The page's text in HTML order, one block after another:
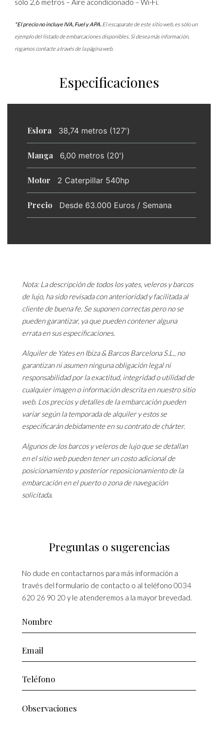
sólo 2,6 metros – Aire acondicionado – Wi-Fi.
*El precio no incluye IVA, Fuel y APA. El escaparate de este sitio web, es sólo un
ejemplo del listado de embarcaciones disponibles. Si desea más información,
rogamos contacte a través de la página web.
Especificaciones
Eslora 38,74 metros (127')
Manga 6,00 metros (20')
Motor 2 Caterpillar 540hp
Precio Desde 63.000 Euros / Semana
Nota: La descripción de todos los yates, veleros y barcos
de lujo, ha sido revisada con anterioridad y facilitada al
cliente de buena fe. Se suponen correctas pero no se
pueden garantizar, ya que pueden contener alguna
errata en sus especificaciones.
Alquiler de Yates en Ibiza & Barcos Barcelona S.L., no
garantizan ni asumen ninguna obligación legal ni
responsabilidad por la exactitud, integridad o utilidad de
cualquier imagen o información descrita en nuestro sitio
web. Los precios y detalles de la embarcación pueden
variar según la temporada de alquiler y estos se
especificarán debidamente en su contrato de chárter.
Algunos de los barcos y veleros de lujo que se detallan
en el sitio web pueden tener un costo adicional de
posicionamiento y posterior reposicionamiento de la
embarcación en el puerto o zona de navegación
solicitada.
Preguntas o sugerencias
No dude en contactarnos para más información a
través del formulario de contacto o al teléfono 0034
620 26 90 20 y le atenderemos a la mayor brevedad.